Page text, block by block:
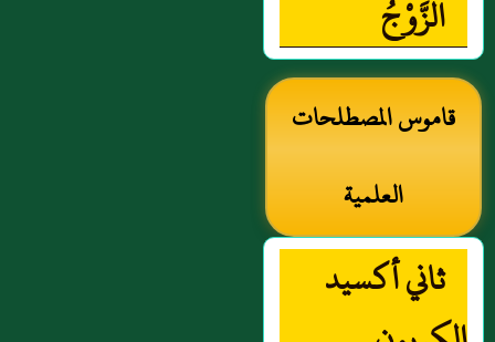
الزَّوْجُ
قاموس المصطلحات
العلمية
ثاني أكسيد